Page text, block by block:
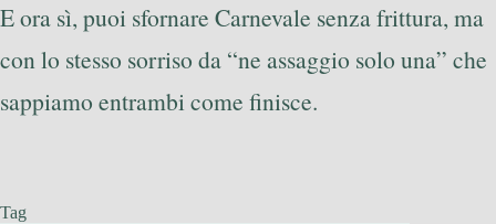
E ora sì, puoi sfornare Carnevale senza frittura, ma
con lo stesso sorriso da “ne assaggio solo una” che
sappiamo entrambi come finisce.
Tag